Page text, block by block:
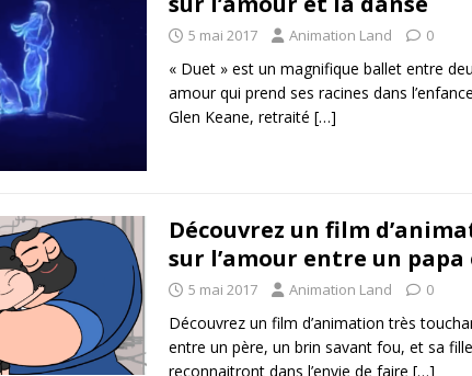
5 mai 2017 Animation Land 0
« Duet » est un magnifique ballet entre
amour qui prend ses racines dans
Glen Keane, retraité […]
Découvrez un film
sur l’amour entre un
5 mai 2017 Animation Land 0
Découvrez un film d’animation très
entre un père, un brin savant fou, et sa
reconnaitront dans l’envie de faire […]